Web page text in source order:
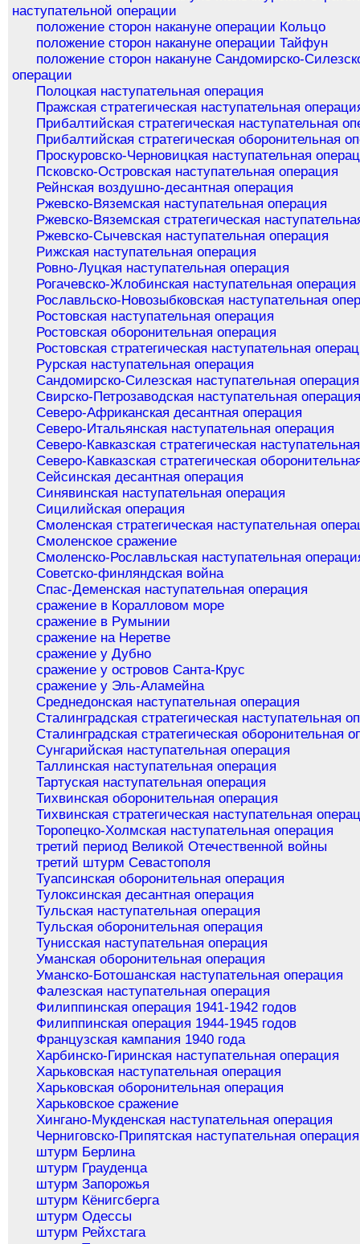
наступательной операции
положение сторон накануне операции Кольцо
положение сторон накануне операции Тайфун
положение сторон накануне Сандомирско-
операции
Полоцкая наступательная операция
Пражская стратегическая наступательная
Прибалтийская стратегическая наступательная
Прибалтийская стратегическая оборонительная
Проскуровско-Черновицкая наступательная
Псковско-Островская наступательная операция
Рейнская воздушно-десантная операция
Ржевско-Вяземская наступательная операция
Ржевско-Вяземская стратегическая
Ржевско-Сычевская наступательная операция
Рижская наступательная операция
Ровно-Луцкая наступательная операция
Рогачевско-Жлобинская наступательная операция
Рославльско-Новозыбковская наступательная
Ростовская наступательная операция
Ростовская оборонительная операция
Ростовская стратегическая наступательная
Рурская наступательная операция
Сандомирско-Силезская наступательная операция
Свирско-Петрозаводская наступательная
Северо-Африканская десантная операция
Северо-Итальянская наступательная операция
Северо-Кавказская стратегическая
Северо-Кавказская стратегическая
Сейсинская десантная операция
Синявинская наступательная операция
Сицилийская операция
Смоленская стратегическая наступательная
Смоленское сражение
Смоленско-Рославльская наступательная
Советско-финляндская война
Спас-Деменская наступательная операция
сражение в Коралловом море
сражение в Румынии
сражение на Неретве
сражение у Дубно
сражение у островов Санта-Крус
сражение у Эль-Аламейна
Среднедонская наступательная операция
Сталинградская стратегическая наступательная
Сталинградская стратегическая оборонительная
Сунгарийская наступательная операция
Таллинская наступательная операция
Тартуская наступательная операция
Тихвинская оборонительная операция
Тихвинская стратегическая наступательная
Торопецко-Холмская наступательная операция
третий период Великой Отечественной войны
третий штурм Севастополя
Туапсинская оборонительная операция
Тулоксинская десантная операция
Тульская наступательная операция
Тульская оборонительная операция
Тунисская наступательная операция
Уманская оборонительная операция
Уманско-Ботошанская наступательная операция
Фалезская наступательная операция
Филиппинская операция 1941-1942 годов
Филиппинская операция 1944-1945 годов
Французская кампания 1940 года
Харбинско-Гиринская наступательная операция
Харьковская наступательная операция
Харьковская оборонительная операция
Харьковское сражение
Хингано-Мукденская наступательная операция
Черниговско-Припятская наступательная операция
штурм Берлина
штурм Грауденца
штурм Запорожья
штурм Кёнигсберга
штурм Одессы
штурм Рейхстага